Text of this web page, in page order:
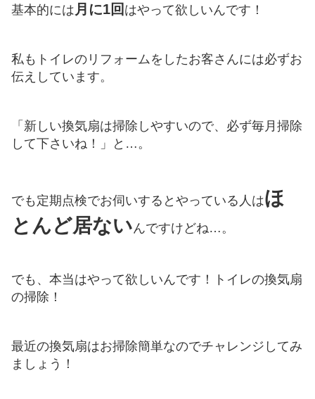
基本的には 月に1回 はやって欲しいんです！
私もトイレのリフォームをしたお客さんには必ずお
伝えしています。
「新しい換気扇は掃除しやすいので、必ず毎月掃除
して下さいね！」と…。
でも定期点検でお伺いするとやっている人はほ
とんど居ないんですけどね…。
でも、本当はやって欲しいんです！トイレの換気扇
の掃除！
最近の換気扇はお掃除簡単なのでチャレンジしてみ
ましょう！